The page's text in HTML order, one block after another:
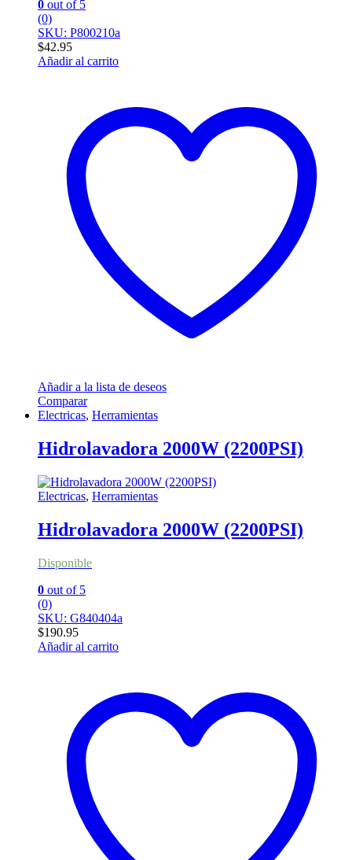
0 out of 5
(0)
SKU: P800210a
$42.95
Añadir al carrito
Añadir a la lista de deseos
Comparar
Electricas, Herramientas
Hidrolavadora 2000W (2200PSI)
Electricas, Herramientas
Hidrolavadora 2000W (2200PSI)
Disponible
0 out of 5
(0)
SKU: G840404a
$190.95
Añadir al carrito